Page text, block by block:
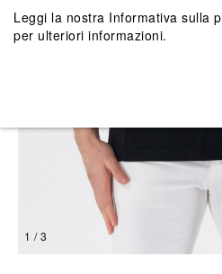
1 / 3
Leggi la nostra Informativa sulla
per ulteriori informazioni.